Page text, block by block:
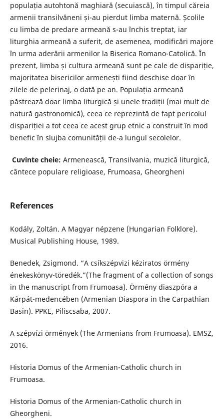
populația autohtonă maghiară (secuiască), în timpul căreia
armenii transilvăneni și-au pierdut limba maternă. Școlile
cu limba de predare armeană s-au închis treptat, iar
liturghia armeană a suferit, de asemenea, modificări majore
în urma aderării armenilor la Biserica Romano-Catolică. În
prezent, limba și cultura armeană sunt pe cale de dispariție,
majoritatea bisericilor armenești fiind deschise doar în
zilele de pelerinaj, o dată pe an. Populația armeană
păstrează doar limba liturgică și unele tradiții (mai mult de
natură gastronomică), ceea ce reprezintă de fapt pericolul
dispariției a tot ceea ce acest grup etnic a construit în mod
benefic în slujba comunității de-a lungul secolelor.
Cuvinte cheie: Armenească, Transilvania, muzică liturgică,
cântece populare religioase, Frumoasa, Gheorgheni
References
Kodály, Zoltán. A Magyar népzene (Hungarian Folklore).
Musical Publishing House, 1989.
Benedek, Zsigmond. “A csíkszépvizi kéziratos örmény
énekeskönyv-töredék.”(The fragment of a collection of songs
in the manuscript from Frumoasa). Örmény diaszpóra a
Kárpát-medencében (Armenian Diaspora in the Carpathian
Basin). PPKE, Piliscsaba, 2007.
A szépvízi örmények (The Armenians from Frumoasa). EMSZ,
2016.
Historia Domus of the Armenian-Catholic church in
Frumoasa.
Historia Domus of the Armenian-Catholic church in
Gheorgheni.